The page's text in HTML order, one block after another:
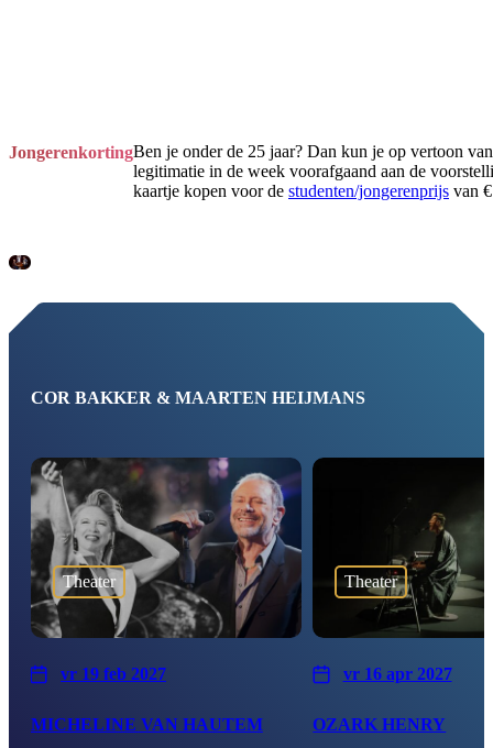
JongerenkortingBen je onder de 25 jaar? Dan kun je op vertoon
legitimatie in de week voorafgaand aan de
kaartje kopen voor de studenten/jongerenprijs van
COR BAKKER & MAARTEN HEIJMANS
Theater
vr 19 feb 2027
MICHELINE VAN HAUTEM
Theater
vr 16 apr 2027
OZARK HENRY